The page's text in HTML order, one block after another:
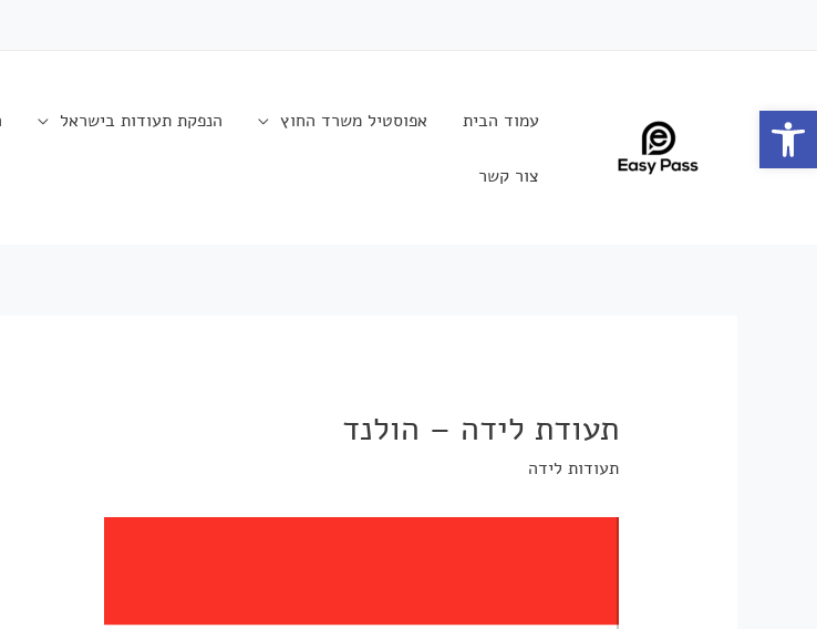
עמוד הבית אפוסטיל משרד החוץ הנפקת תעודות בישראל
צור קשר
תעודת לידה – הולנד
תעודות לידה
פתח סרגל נגישות